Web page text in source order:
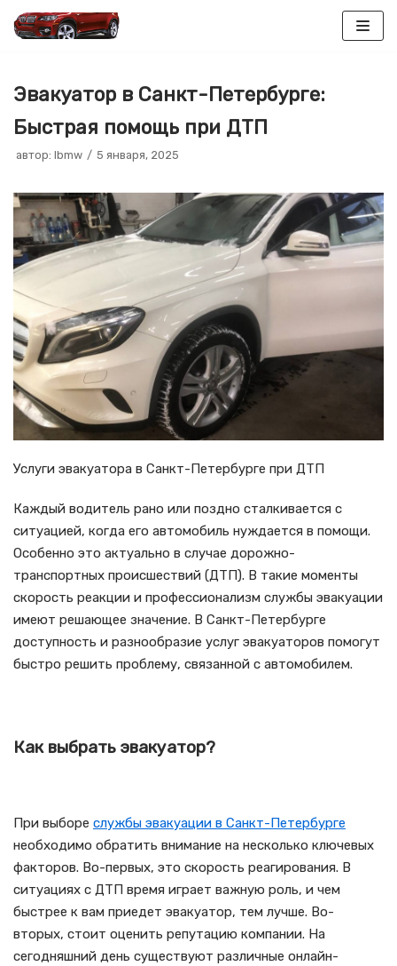
содержимому
Эвакуатор в Санкт-Петербурге:
Быстрая помощь при ДТП
автор: lbmw 5 января, 2025
Услуги эвакуатора в Санкт-Петербурге при ДТП
Каждый водитель рано или поздно сталкивается с
ситуацией, когда его автомобиль нуждается в помощи.
Особенно это актуально в случае дорожно-
транспортных происшествий (ДТП). В такие моменты
скорость реакции и профессионализм службы эвакуации
имеют решающее значение. В Санкт-Петербурге
доступность и разнообразие услуг эвакуаторов помогут
быстро решить проблему, связанной с автомобилем.
Как выбрать эвакуатор?
При выборе службы эвакуации в Санкт-Петербурге
необходимо обратить внимание на несколько ключевых
факторов. Во-первых, это скорость реагирования. В
ситуациях с ДТП время играет важную роль, и чем
быстрее к вам приедет эвакуатор, тем лучше. Во-
вторых, стоит оценить репутацию компании. На
сегодняшний день существуют различные онлайн-